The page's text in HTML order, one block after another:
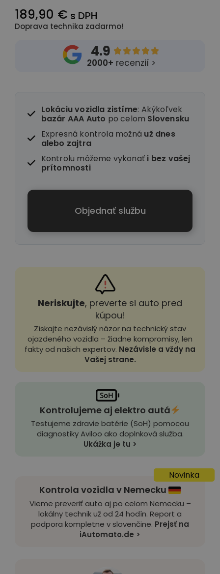
189,90 € s DPH
Doprava technika zadarmo!
4.9 
2000+ recenzií >
Lokáciu vozidla zistíme: Akýkoľvek
bazár AAA Auto po celom Slovensku
Expresná kontrola možná už dnes
alebo zajtra
Kontrolu môžeme vykonať i bez vašej
prítomnosti
Objednať službu
Neriskujte, preverte si auto pred
kúpou!
Získajte nezávislý názor na technický stav
ojazdeného vozidla – žiadne kompromisy, len
fakty od našich expertov. Nezávisle a vždy na
Vašej strane.
Kontrolujeme aj elektro autá
Testujeme zdravie batérie (SoH) pomocou
diagnostiky Aviloo ako doplnková služba.
Ukážka je tu >
Novinka
Kontrola vozidla v Nemecku
Vieme preveriť auto aj po celom Nemecku –
lokálny technik už od 24 hodín. Report a
podpora kompletne v slovenčine. Prejsť na
iAutomato.de >